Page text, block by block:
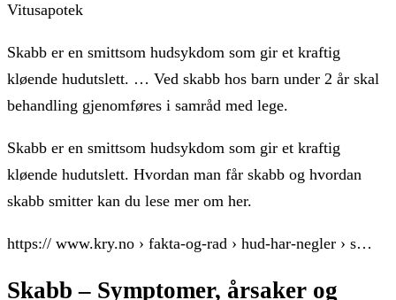
Vitusapotek
Skabb er en smittsom hudsykdom som gir et kraftig
kløende hudutslett. … Ved skabb hos barn under 2 år skal
behandling gjenomføres i samråd med lege.
Skabb er en smittsom hudsykdom som gir et kraftig
kløende hudutslett. Hvordan man får skabb og hvordan
skabb smitter kan du lese mer om her.
https:// www.kry.no › fakta-og-rad › hud-har-negler › s…
Skabb – Symptomer, årsaker og